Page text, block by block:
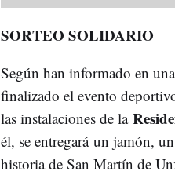
SORTEO SOLIDARIO
Según han informado en
finalizado el evento
las instalaciones de la
él, se entregará un jamón,
historia de San Martín de